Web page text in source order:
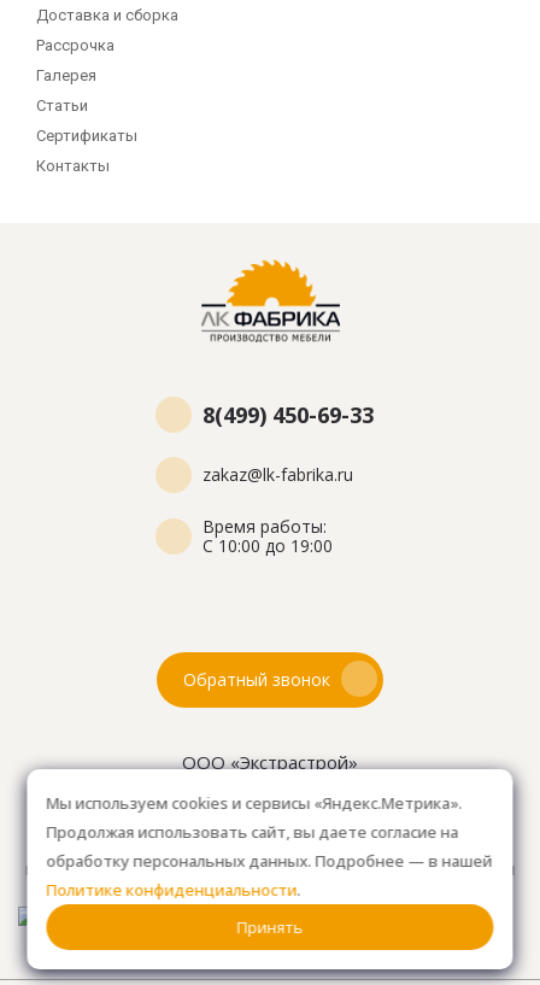
Доставка и сборка
Рассрочка
Галерея
Статьи
Сертификаты
Контакты
8(499) 450-69-33
zakaz@lk-fabrika.ru
Время работы:
С 10:00 до 19:00
Обратный звонок
ООО «Экстрастрой»
ОГРН 1157746804753
Как проехать: 15км от Мкад, в среднем 10-15 мин. на
машине.Для клиентов без авто, оплачиваем такси
от м. Анино.
Мы используем cookies и сервисы «Яндекс.Метрика».
Продолжая использовать сайт, вы даете согласие на
обработку персональных данных. Подробнее — в нашей
Политике конфиденциальности.
Принять